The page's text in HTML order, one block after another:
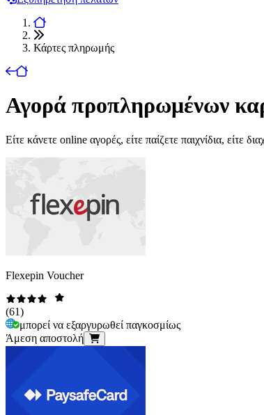
Κάρτες πληρωμής
Αγορά προπληρωμένων
Είτε κάνετε online αγορές, είτε παίζετε παιχνίδια, είτε
Flexepin Voucher
(61)
μπορεί να εξαργυρωθεί παγκοσμίως
Άμεση αποστολή